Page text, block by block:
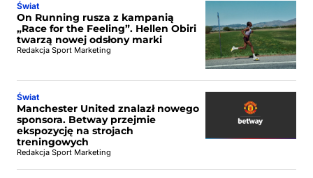
Świat
On Running rusza z kampanią
„Race for the Feeling”. Hellen Obiri
twarzą nowej odsłony marki
Redakcja Sport Marketing
Świat
Manchester United znalazł nowego
sponsora. Betway przejmie
ekspozycję na strojach
treningowych
Redakcja Sport Marketing